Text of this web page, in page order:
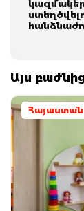
Այս
Հայաստան